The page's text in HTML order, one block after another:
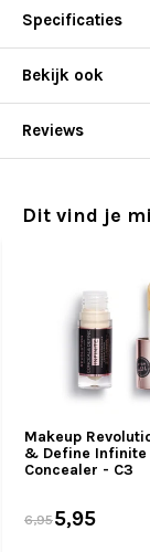
Specificaties
Bekijk ook
Reviews
Dit vind je
Makeup
& Define Infinite
Concealer - C3
6,955,95